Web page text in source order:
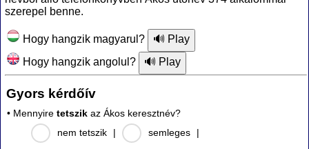
szerepel benne.
Hogy hangzik magyarul?
Hogy hangzik angolul?
Gyors kérdőív
• Mennyire tetszik az Ákos keresztnév?
nem tetszik
| semleges |